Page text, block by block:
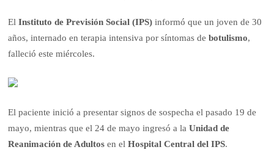
ElInstituto de Previsión Social (IPS) informó que un joven de 30
años, internado en terapia intensiva por síntomas debotulismo,
falleció este miércoles.
El paciente inició a presentar signos de sospecha el pasado 19 de
mayo, mientras que el 24 de mayo ingresó a laUnidad de
Reanimación de Adultos en elHospital Central del IPS.